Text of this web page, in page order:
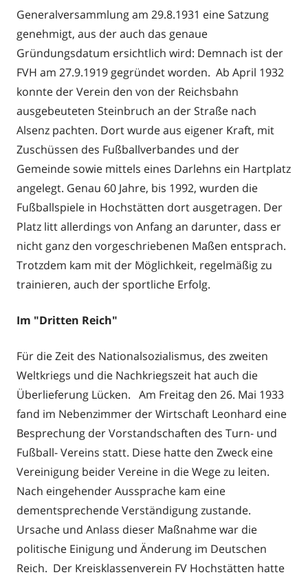
Generalversammlung am 29.8.1931 eine Satzung
genehmigt, aus der auch das genaue
Gründungsdatum ersichtlich wird: Demnach ist der
FVH am 27.9.1919 gegründet worden. Ab April 1932
konnte der Verein den von der Reichsbahn
ausgebeuteten Steinbruch an der Straße nach
Alsenz pachten. Dort wurde aus eigener Kraft, mit
Zuschüssen des Fußballverbandes und der
Gemeinde sowie mittels eines Darlehns ein Hartplatz
angelegt. Genau 60 Jahre, bis 1992, wurden die
Fußballspiele in Hochstätten dort ausgetragen. Der
Platz litt allerdings von Anfang an darunter, dass er
nicht ganz den vorgeschriebenen Maßen entsprach.
Trotzdem kam mit der Möglichkeit, regelmäßig zu
trainieren, auch der sportliche Erfolg.
Im "Dritten Reich"
Für die Zeit des Nationalsozialismus, des zweiten
Weltkriegs und die Nachkriegszeit hat auch die
Überlieferung Lücken. Am Freitag den 26. Mai 1933
fand im Nebenzimmer der Wirtschaft Leonhard eine
Besprechung der Vorstandschaften des Turn- und
Fußball- Vereins statt. Diese hatte den Zweck eine
Vereinigung beider Vereine in die Wege zu leiten.
Nach eingehender Aussprache kam eine
dementsprechende Verständigung zustande.
Ursache und Anlass dieser Maßnahme war die
politische Einigung und Änderung im Deutschen
Reich. Der Kreisklassenverein FV Hochstätten hatte